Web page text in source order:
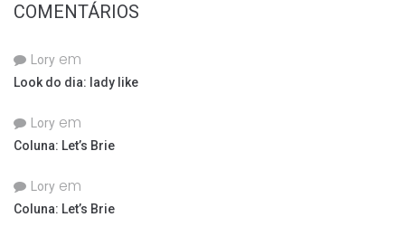
COMENTÁRIOS
Lory em
Look do dia: lady like
Lory em
Coluna: Let’s Brie
Lory em
Coluna: Let’s Brie